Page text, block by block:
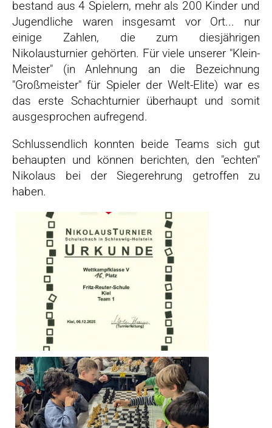
bestand aus 4 Spielern, mehr als 200 Kinder und
Jugendliche waren insgesamt vor Ort... nur
einige Zahlen, die zum diesjährigen
Nikolausturnier gehörten. Für viele unserer "Klein-
Meister" (in Anlehnung an die Bezeichnung
"Großmeister" für Spieler der Welt-Elite) war es
das erste Schachturnier überhaupt und somit
ausgesprochen aufregend.
Schlussendlich konnten beide Teams sich gut
behaupten und können berichten, den "echten"
Nikolaus bei der Siegerehrung getroffen zu
haben.